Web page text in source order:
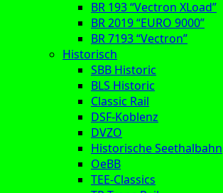
BR 193 “Vectron XLoad”
BR 2019 “EURO 9000”
BR 7193 “Vectron”
Historisch
SBB Historic
BLS Historic
Classic Rail
DSF-Koblenz
DVZO
Historische Seethalbahn
OeBB
TEE-Classics